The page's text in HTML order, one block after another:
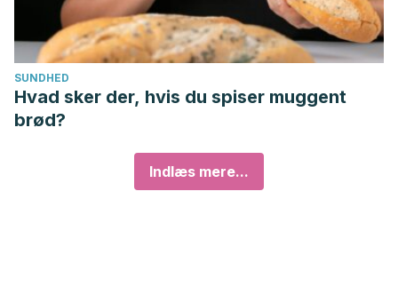
SUNDHED
Hvad sker der, hvis du spiser muggent
brød?
Indlæs mere...